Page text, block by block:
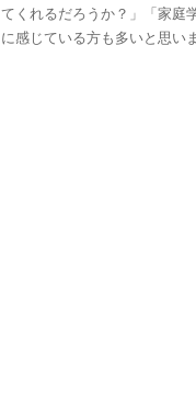
てくれるだろうか？」「家庭
に感じている方も多いと思い